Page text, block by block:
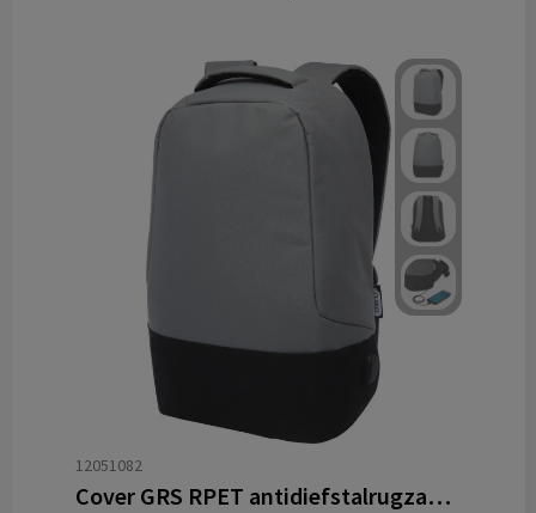
12051082
Cover GRS RPET antidiefstalrugzak 18L